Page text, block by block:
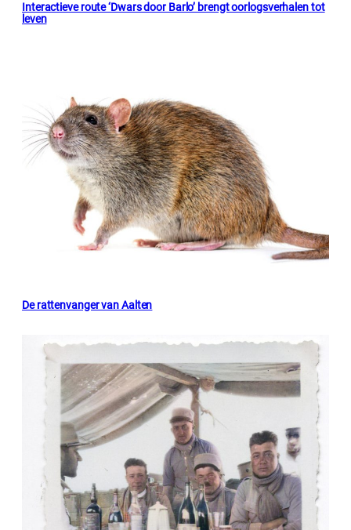
Interactieve route ‘Dwars door Barlo’ brengt oorlogsverhalen tot
leven
De rattenvanger van Aalten